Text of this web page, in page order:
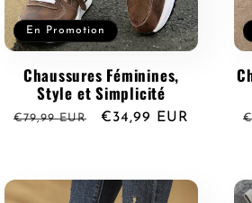
En Promotion
Chaussures Féminines,
Style et Simplicité
Prix
€79,99 EUR
Prix
€34,99 EUR